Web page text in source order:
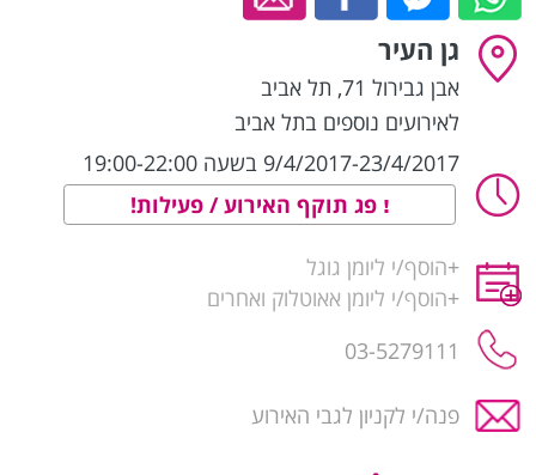
גן העיר
אבן גבירול 71 , תל אביב
לאירועים נוספים בתל אביב
9/4/2017-23/4/2017 בשעה 19:00-22:00
פג תוקף האירוע / פעילות!
+הוסף/י ליומן גוגל
+הוסף/י ליומן אאוטלוק ואחרים
03-5279111
פנה/י לקניון לגבי האירוע